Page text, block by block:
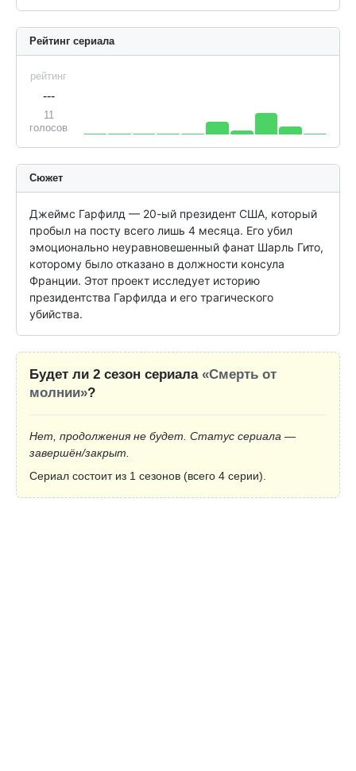
Рейтинг сериала
рейтинг
---
11
голосов
Сюжет
Джеймс Гарфилд — 20-ый президент США, который
пробыл на посту всего лишь 4 месяца. Его убил
эмоционально неуравновешенный фанат Шарль Гито,
которому было отказано в должности консула
Франции. Этот проект исследует историю
президентства Гарфилда и его трагического
убийства.
Будет ли 2 сезон сериала «Смерть от
молнии»?
Нет, продолжения не будет. Статус сериала —
завершён/закрыт.
Сериал состоит из 1 сезонов (всего 4 серии).